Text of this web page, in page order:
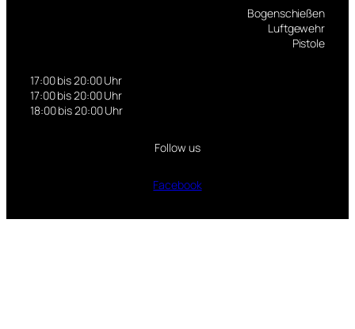
Bogenschießen
Luftgewehr
Pistole
17:00 bis 20:00 Uhr
17:00 bis 20:00 Uhr
18:00 bis 20:00 Uhr
Follow us
Facebook